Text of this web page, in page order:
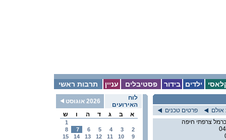
תרבות ראשי עניין פסטיבלים בידור ילדים
לוח
האירועים
2026 אוגוסט
א
ב ג ד ה ו ש
1
2
3
4
5
6
7
8
9
10
11
12
13
14
15
פרטים טכנים